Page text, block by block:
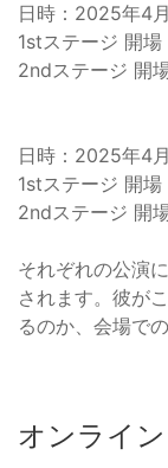
日時：2025年4
1stステージ 開
2ndステージ 開
日時：2025年4
1stステージ 開
2ndステージ 開
それぞれの公演
されます。彼が
るのか、会場で
オンライ